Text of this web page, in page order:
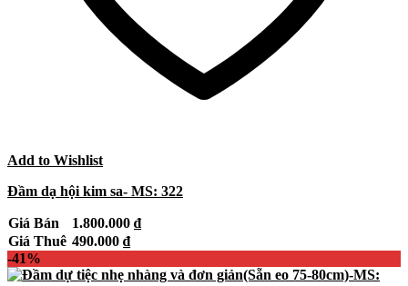
Add to Wishlist
Đầm dạ hội kim sa- MS: 322
Giá Bán 1.800.000 ₫
Giá Thuê 490.000 ₫
-41%